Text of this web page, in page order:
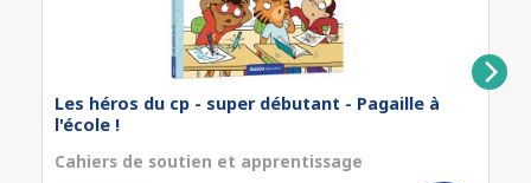
Les héros du cp - super débutant - Pagaille à
l'école !
Cahiers de soutien et apprentissage